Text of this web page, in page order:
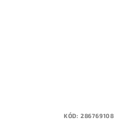
KÓD: 286769108